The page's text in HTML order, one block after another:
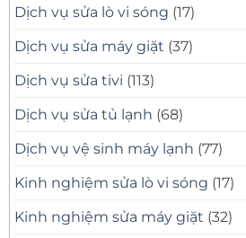
Dịch vụ sửa lò vi sóng (17)
Dịch vụ sửa máy giặt (37)
Dịch vụ sửa tivi (113)
Dịch vụ sửa tủ lạnh (68)
Dịch vụ vệ sinh máy lạnh (77)
Kinh nghiệm sửa lò vi sóng (17)
Kinh nghiệm sửa máy giặt (32)